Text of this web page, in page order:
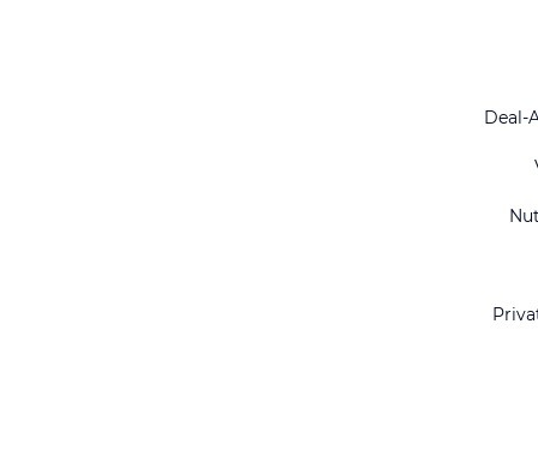
Deal-